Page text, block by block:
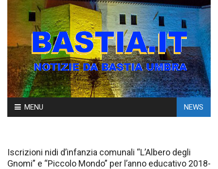
Skip
to
MENU NEWS
Iscrizioni nidi d’infanzia comunali “L’Albero degli
Gnomi” e “Piccolo Mondo” per l’anno educativo 2018-